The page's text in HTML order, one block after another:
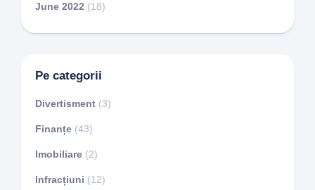
June 2022 (18)
Pe categorii
Divertisment (3)
Finanțe (43)
Imobiliare (2)
Infracțiuni (12)